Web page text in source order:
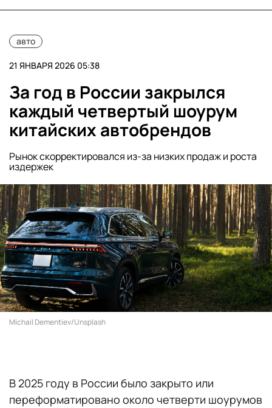
авто
21 ЯНВАРЯ 2026 05:38
За год в России закрылся
каждый четвертый шоурум
китайских автобрендов
Рынок скорректировался из-за низких продаж и роста
издержек
Michail Dementiev/Unsplash
В 2025 году в России было закрыто или
переформатировано около четверти шоурумов